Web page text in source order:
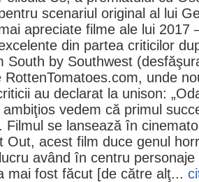
scenariul original al lui
apreciate filme ale lui 2017
din partea criticilor
South by Southwest
RottenTomatoes.com, unde
au declarat la unison:
vedem că primul
Filmul se lansează în
Out, acest film duce genul
având în centru
mai fost făcut [de către alţ...